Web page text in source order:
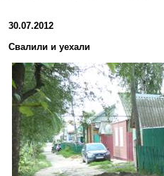
30.07.2012
Свалили и уехали